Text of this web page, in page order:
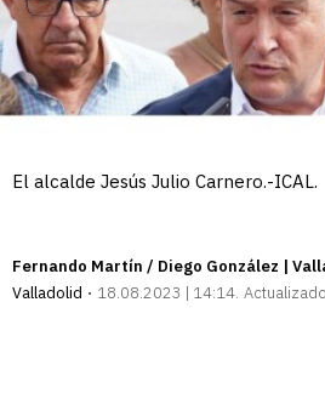
El alcalde Jesús Julio Carnero.-ICAL.
Fernando Martín / Diego González |
Valladolid
18.08.2023 | 14:14